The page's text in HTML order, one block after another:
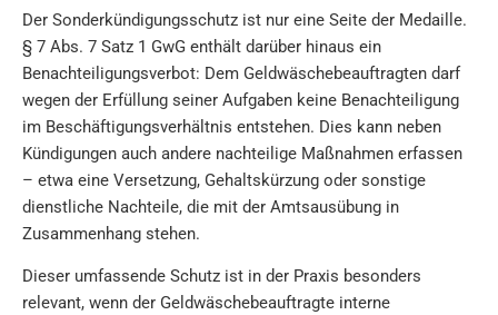
Der Sonderkündigungsschutz ist nur eine Seite der Medaille.
§ 7 Abs. 7 Satz 1 GwG enthält darüber hinaus ein
Benachteiligungsverbot: Dem Geldwäschebeauftragten darf
wegen der Erfüllung seiner Aufgaben keine Benachteiligung
im Beschäftigungsverhältnis entstehen. Dies kann neben
Kündigungen auch andere nachteilige Maßnahmen erfassen
– etwa eine Versetzung, Gehaltskürzung oder sonstige
dienstliche Nachteile, die mit der Amtsausübung in
Zusammenhang stehen.
Dieser umfassende Schutz ist in der Praxis besonders
relevant, wenn der Geldwäschebeauftragte interne